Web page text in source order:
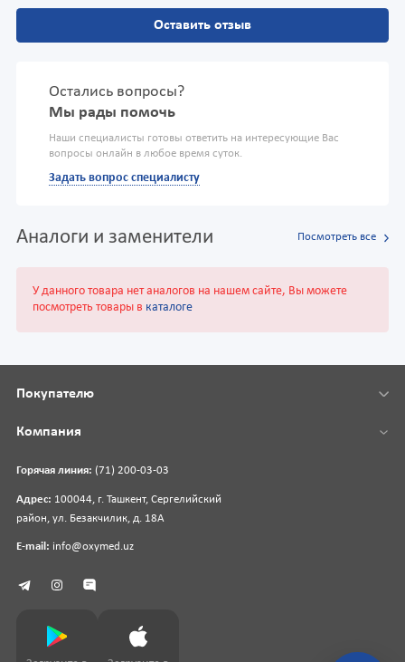
Оставить отзыв
Остались вопросы?
Мы рады помочь
Наши специалисты готовы ответить на интересующие Вас
вопросы онлайн в любое время суток.
Задать вопрос специалисту
Аналоги и заменители Посмотреть все
У данного товара нет аналогов на нашем сайте, Вы можете
посмотреть товары в каталоге
Горячая линия: (71) 200-03-03
Адрес: 100044, г. Ташкент, Сергелийский
район, ул. Безакчилик, д. 18А
E-mail: info@oxymed.uz
Покупателю
Компания